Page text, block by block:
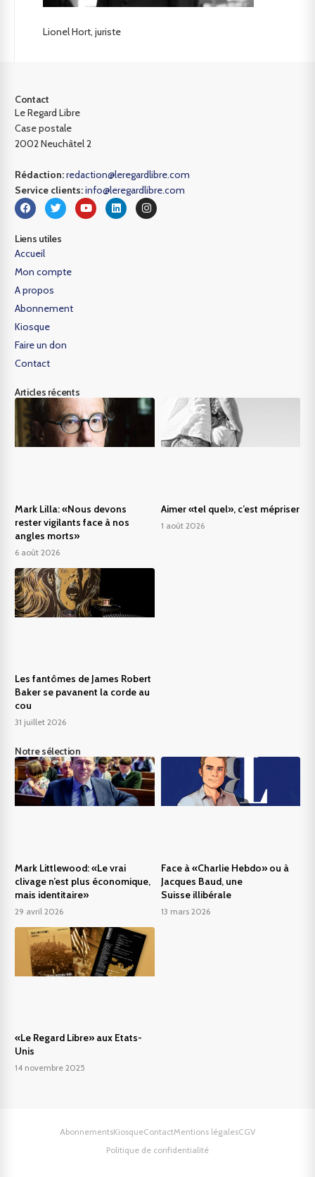
Lionel Hort, juriste
Contact
Le Regard Libre
Case postale
2002 Neuchâtel 2
Rédaction:redaction@leregardlibre.com
Service clients:info@leregardlibre.com
Liens utiles
Accueil
Mon compte
A propos
Abonnement
Kiosque
Faire un don
Contact
Articles récents
Mark Lilla: «Nous devons
rester vigilants face à nos
angles morts»
6 août 2026
Aimer «tel quel», c’est mépriser
1 août 2026
Les fantômes de James Robert
Baker se pavanent la corde au
cou
31 juillet 2026
Notre sélection
Mark Littlewood: «Le vrai
clivage n’est plus économique,
mais identitaire»
29 avril 2026
Face à «Charlie Hebdo» ou à
Jacques Baud, une
Suisse illibérale
13 mars 2026
«Le Regard Libre» aux Etats-
Unis
14 novembre 2025
AbonnementsKiosqueContactMentions légalesCGV
Politique de confidentialité